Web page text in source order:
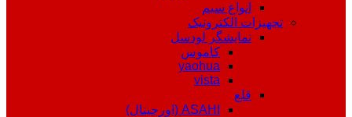
انواع سیم
تجهیزات الکترونیک
نمایشگر لودسل
کاموس
yaohua
vista
قلع
ASAHI (اورجینال)